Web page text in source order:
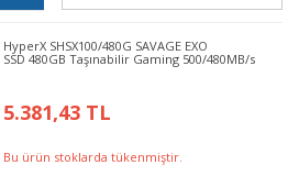
HyperX SHSX100/480G SAVAGE EXO
SSD 480GB Taşınabilir Gaming 500/480MB/s
5.381,43 TL
Bu ürün stoklarda tükenmiştir.